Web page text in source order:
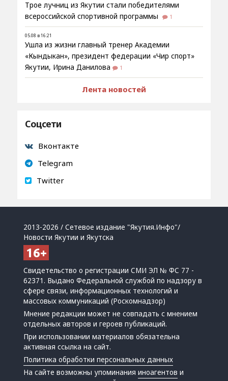
Трое лучниц из Якутии стали победителями
всероссийской спортивной программы
1
05.08 в 16:21
Ушла из жизни главный тренер Академии
«Кындыкан», президент федерации «Чир спорт»
Якутии, Ирина Данилова
1
Лента новостей
Соцсети
Вконтакте
Telegram
Twitter
2013-2026 / Сетевое издание "Якутия.Инфо"/
Новости Якутии и Якутска
Свидетельство о регистрации СМИ ЭЛ № ФС 77 -
62371. Выдано Федеральной службой по надзору в
сфере связи, информационных технологий и
массовых коммуникаций (Роскомнадзор)
Мнение редакции может не совпадать с мнением
отдельных авторов и героев публикаций.
При использовании материалов обязательна
активная ссылка на сайт.
Политика обработки персональных данных
На сайте возможны упоминанияиноагентов и